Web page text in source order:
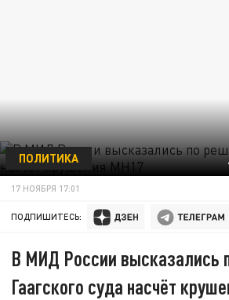
ПОЛИТИКА
17 НОЯБРЯ 17:01
ПОДПИШИТЕСЬ:
В МИД России высказались
Гаагского суда насчёт